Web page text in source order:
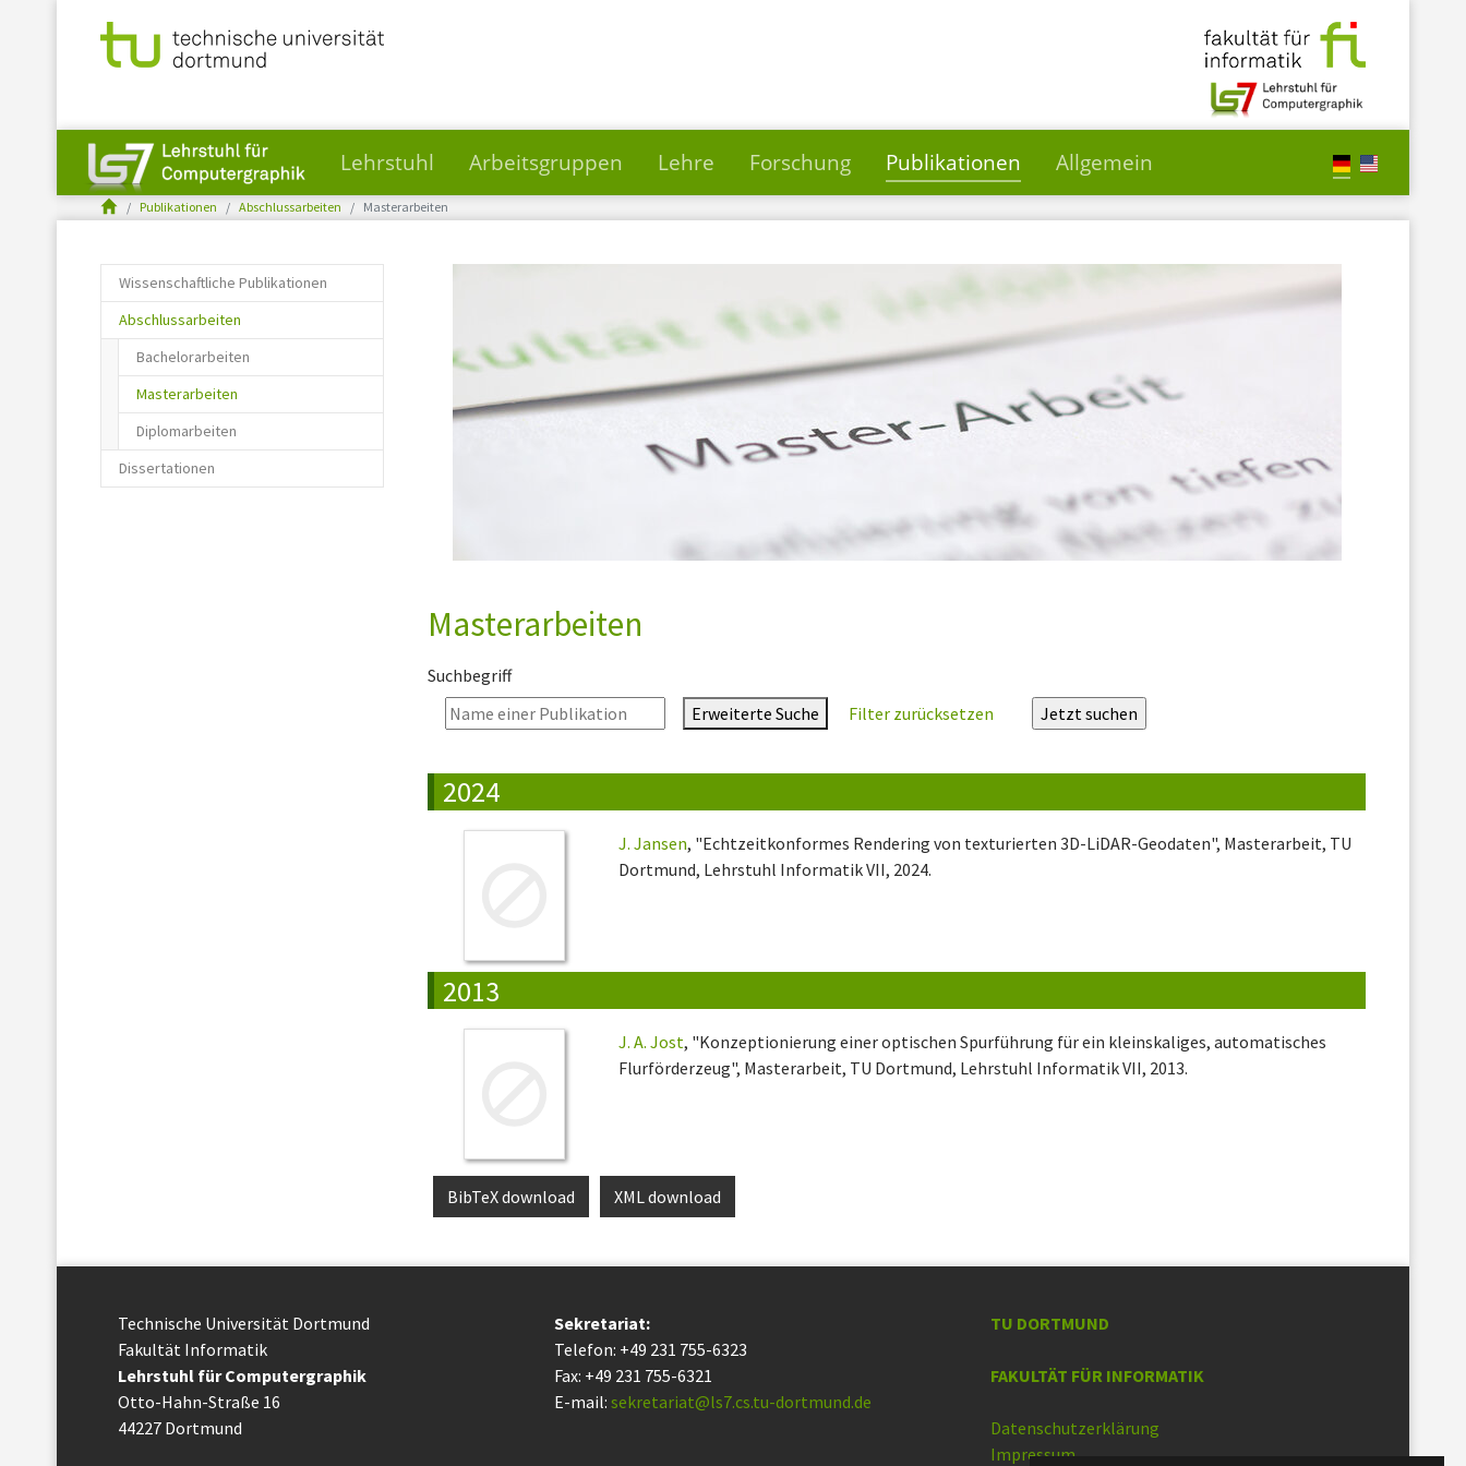
Skip to main content
Lehrstuhl Arbeitsgruppen Lehre Forschung Publikationen Allgemein
You are here:Publikationen Abschlussarbeiten Masterarbeiten
Wissenschaftliche Publikationen
Abschlussarbeiten
Bachelorarbeiten
Masterarbeiten
Diplomarbeiten
Dissertationen
Masterarbeiten
Suchbegriff
Erweiterte Suche
Filter zurücksetzen
2024
J. Jansen, "Echtzeitkonformes Rendering von texturierten 3D-LiDAR-Geodaten", Masterarbeit, TU
Dortmund, Lehrstuhl Informatik VII, 2024.
2013
J. A. Jost, "Konzeptionierung einer optischen Spurführung für ein kleinskaliges, automatisches
Flurförderzeug", Masterarbeit, TU Dortmund, Lehrstuhl Informatik VII, 2013.
BibTeX download XML download
Technische Uni­ver­si­tät Dort­mund
Fakultät Informatik
Lehrstuhl für Computergraphik
Otto-Hahn-Straße 16
44227 Dort­mund
Sekretariat:
Telefon: +49 231 755-6323
Fax: +49 231 755-6321
E-mail: sekretariat@ls7.cs.tu-dortmund.de
TU DORTMUND
FAKULTÄT FÜR INFORMATIK
Datenschutzerklärung
Impressum